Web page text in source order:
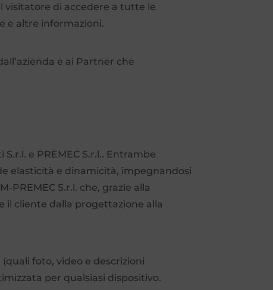
visitatore di accedere a tutte le
e altre informazioni.
e ai Partner che
e PREMEC S.r.l.. Entrambe
elasticità e dinamicità, impegnandosi
S.r.l. che, grazie alla
il cliente dalla progettazione alla
foto, video e descrizioni
per qualsiasi dispositivo.